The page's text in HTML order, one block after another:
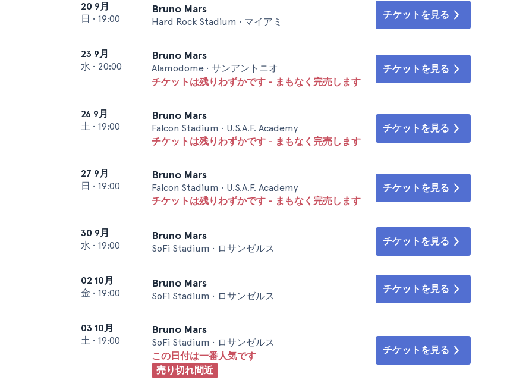
20 9月
日 • 19:00
Bruno Mars
Hard Rock Stadium • マイアミ
チケットを見る
23 9月
水 • 20:00
Bruno Mars
Alamodome • サンアントニオ
チケットは残りわずかです - まもなく完売します
チケットを見る
26 9月
土 • 19:00
Bruno Mars
Falcon Stadium • U.S.A.F. Academy
チケットは残りわずかです - まもなく完売します
チケットを見る
27 9月
日 • 19:00
Bruno Mars
Falcon Stadium • U.S.A.F. Academy
チケットは残りわずかです - まもなく完売します
チケットを見る
30 9月
水 • 19:00
Bruno Mars
SoFi Stadium • ロサンゼルス
チケットを見る
02 10月
金 • 19:00
Bruno Mars
SoFi Stadium • ロサンゼルス
チケットを見る
03 10月
土 • 19:00
Bruno Mars
SoFi Stadium • ロサンゼルス
この日付は一番人気です
売り切れ間近
チケットを見る